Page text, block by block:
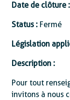
Date de clôture :
Status : Fermé
Législation
Description :
Pour tout
invitons à nous